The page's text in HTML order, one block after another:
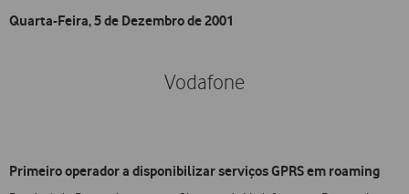
Quarta-Feira, 5 de Dezembro de 2001
Vodafone
Primeiro operador a disponibilizar serviços GPRS em roaming